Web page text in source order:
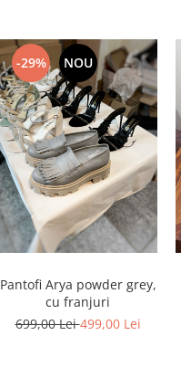
-29% NOU
Pantofi Arya powder grey,
cu franjuri
699,00 Lei499,00 Lei